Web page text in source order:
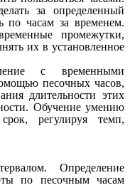
за определенный
по часам за временем.
промежутки,
их в установленное
с временными
песочных часов,
длительности этих
Обучение умению
регулируя темп,
Определение
по песочным часам